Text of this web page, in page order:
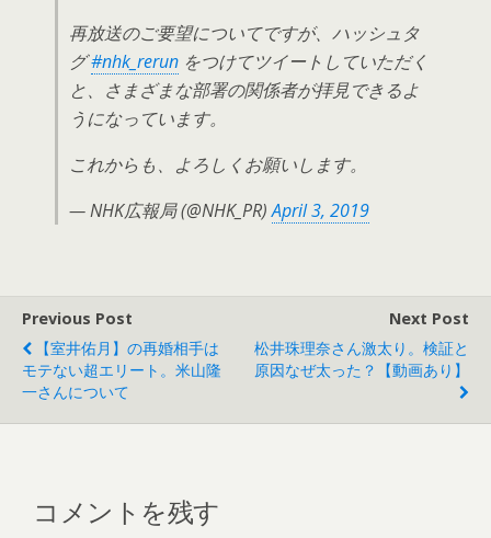
再放送のご要望についてですが、ハッシュタ
グ#nhk_rerun をつけてツイートしていただく
と、さまざまな部署の関係者が拝見できるよ
うになっています。
これからも、よろしくお願いします。
— NHK広報局 (@NHK_PR)April 3, 2019
Previous Post
【室井佑月】の再婚相手は
モテない超エリート。米山隆
一さんについて
Next Post
松井珠理奈さん激太り。検証と
原因なぜ太った？【動画あり】
コメントを残す